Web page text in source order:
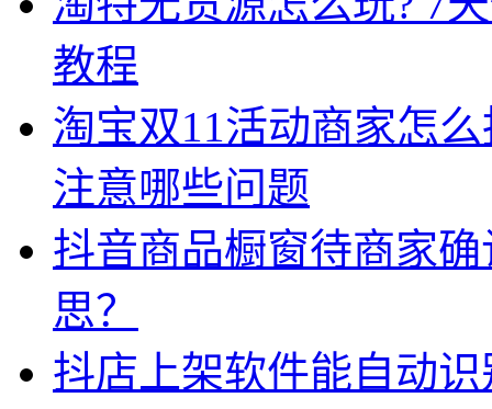
教程
淘宝双11活动商家怎
注意哪些问题
抖音商品橱窗待商家
思？
抖店上架软件能自动识